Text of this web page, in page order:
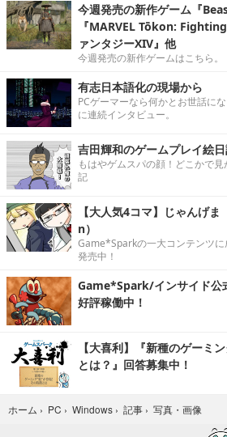
今週発売の新作ゲーム『
『MARVEL Tōkon:
ァンタジーXIV』他
今週発売の新作ゲームはこちら。
有志日本語化の現場から
PCゲーマーなら何かとお世話に
に連続インタビュー。
吉田輝和のゲームプレイ絵
もはやゲムスパの顔！どこかで
記
【大人気4コマ】じゃんげ
n）
Game*Sparkの一大コンテンツ
発売中！
Game*Spark/インサイド公
好評稼働中！
【大喜利】『新種のゲーミ
とは？』回答募集中！
ホーム › PC › Windows › 記事 › 写真・画像